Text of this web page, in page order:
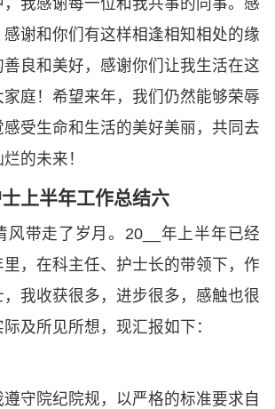
谢和你们有这样相逢相知相处的缘
良和美好，感谢你们让我生活在这
庭！希望来年，我们仍然能够荣辱
受生命和生活的美好美丽，共同去
的未来！
上半年工作总结六
风带走了岁月。20__年上半年已经
，在科主任、护士长的带领下，作
我收获很多，进步很多，感触也很
及所见所想，现汇报如下：
守院纪院规，以严格的标准要求自